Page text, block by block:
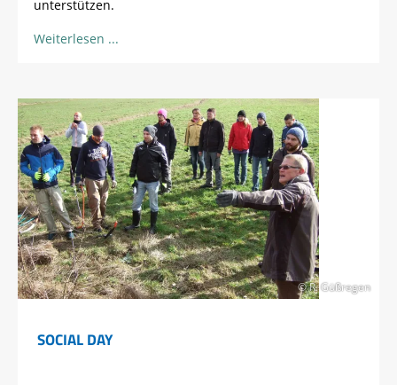
unterstützen.
Weiterlesen
© R. Güßregen
SOCIAL DAY